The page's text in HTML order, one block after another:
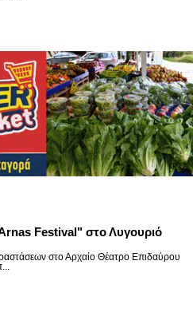
Festival" στο Λυγουριό
στο Αρχαίο Θέατρο Επιδαύρου